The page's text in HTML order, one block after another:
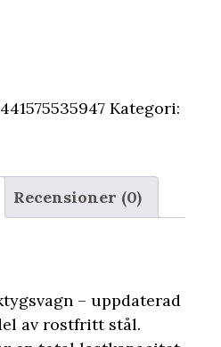
Kategori:
Recensioner (0)
– uppdaterad
av rostfritt stål.